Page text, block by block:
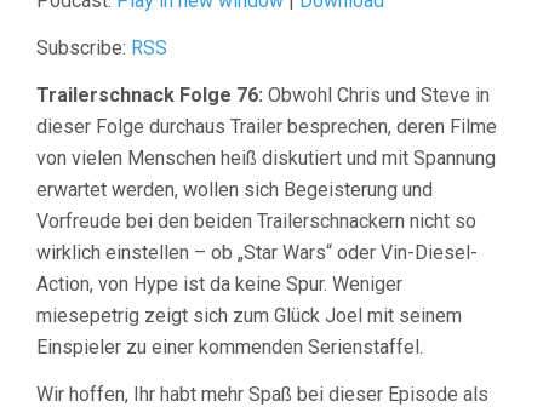
Subscribe: RSS
Trailerschnack Folge 76: Obwohl Chris und Steve in
dieser Folge durchaus Trailer besprechen, deren Filme
von vielen Menschen heiß diskutiert und mit Spannung
erwartet werden, wollen sich Begeisterung und
Vorfreude bei den beiden Trailerschnackern nicht so
wirklich einstellen – ob „Star Wars“ oder Vin-Diesel-
Action, von Hype ist da keine Spur. Weniger
miesepetrig zeigt sich zum Glück Joel mit seinem
Einspieler zu einer kommenden Serienstaffel.
Wir hoffen, Ihr habt mehr Spaß bei dieser Episode als